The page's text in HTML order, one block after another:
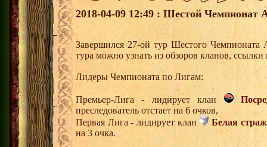
2018-04-09 12:49 : Шестой Чемпионат
Завершился 27-ой тур Шестого
тура можно узнать из обзоров кланов,
Лидеры Чемпионата по Лигам:
Премьер-Лига - лидирует клан
преследователь отстает на 6 очков,
Первая Лига - лидирует клан
Белая
на 3 очка.